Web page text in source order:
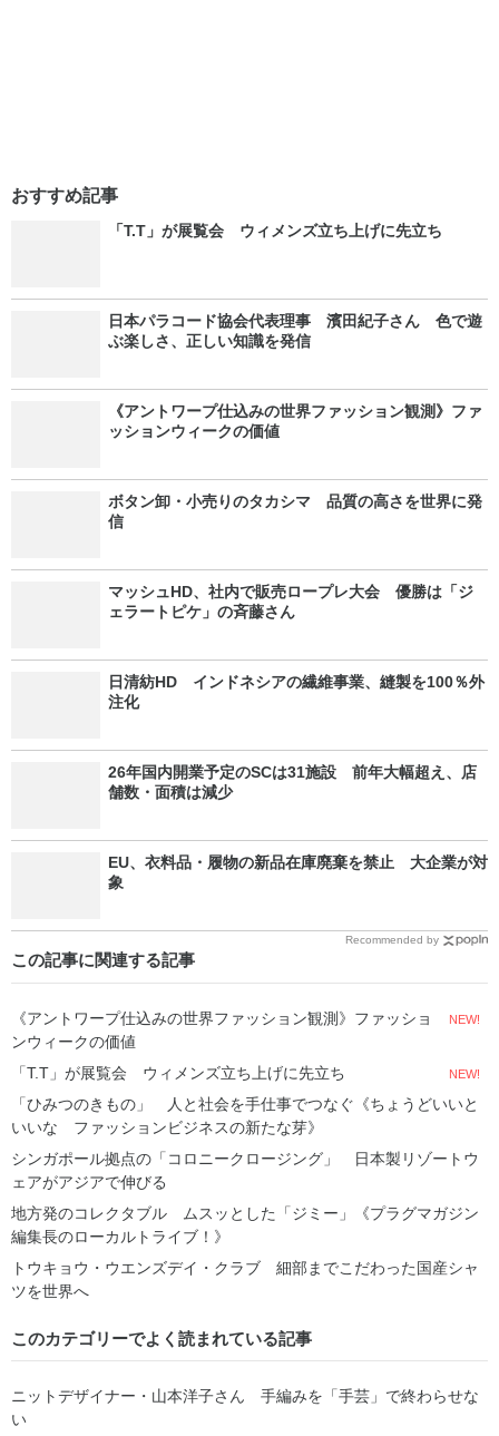
おすすめ記事
「T.T」が展覧会 ウィメンズ立ち上げに先立ち
日本パラコード協会代表理事 濱田紀子さん 色で遊
ぶ楽しさ、正しい知識を発信
《アントワープ仕込みの世界ファッション観測》ファ
ッションウィークの価値
ボタン卸・小売りのタカシマ 品質の高さを世界に発
信
マッシュHD、社内で販売ロープレ大会 優勝は「ジ
ェラートピケ」の斉藤さん
日清紡HD インドネシアの繊維事業、縫製を100％外
注化
26年国内開業予定のSCは31施設 前年大幅超え、店
舗数・面積は減少
EU、衣料品・履物の新品在庫廃棄を禁止 大企業が対
象
Recommended by
この記事に関連する記事
《アントワープ仕込みの世界ファッション観測》ファッショ
ンウィークの価値
NEW!
「T.T」が展覧会 ウィメンズ立ち上げに先立ち NEW!
「ひみつのきもの」 人と社会を手仕事でつなぐ《ちょうどいいと
いいな ファッションビジネスの新たな芽》
シンガポール拠点の「コロニークロージング」 日本製リゾートウ
ェアがアジアで伸びる
地方発のコレクタブル ムスッとした「ジミー」《プラグマガジン
編集長のローカルトライブ！》
トウキョウ・ウエンズデイ・クラブ 細部までこだわった国産シャ
ツを世界へ
このカテゴリーでよく読まれている記事
ニットデザイナー・山本洋子さん 手編みを「手芸」で終わらせな
い